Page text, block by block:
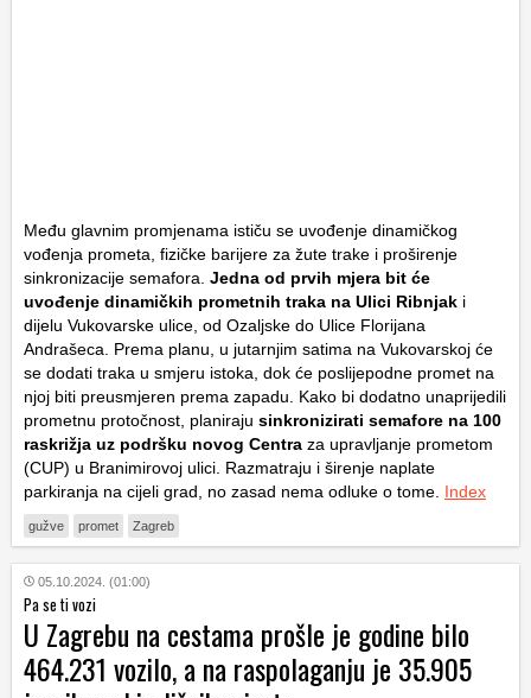
Među glavnim promjenama ističu se uvođenje dinamičkog
vođenja prometa, fizičke barijere za žute trake i proširenje
sinkronizacije semafora. Jedna od prvih mjera bit će
uvođenje dinamičkih prometnih traka na Ulici Ribnjak i
dijelu Vukovarske ulice, od Ozaljske do Ulice Florijana
Andrašeca. Prema planu, u jutarnjim satima na Vukovarskoj će
se dodati traka u smjeru istoka, dok će poslijepodne promet na
njoj biti preusmjeren prema zapadu. Kako bi dodatno unaprijedili
prometnu protočnost, planiraju sinkronizirati semafore na 100
raskrižja uz podršku novog Centra za upravljanje prometom
(CUP) u Branimirovoj ulici. Razmatraju i širenje naplate
parkiranja na cijeli grad, no zasad nema odluke o tome. Index
gužve promet Zagreb
05.10.2024. (01:00)
Pa se ti vozi
U Zagrebu na cestama prošle je godine bilo
464.231 vozilo, a na raspolaganju je 35.905